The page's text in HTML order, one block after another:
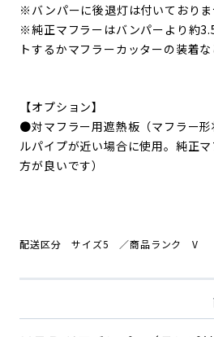
※バンパーに後退灯は付いておりま
※純正マフラーはバンパーより約
トするかマフラーカッターの装着な
【オプション】
●対マフラー用遮熱板（マフラー
ルパイプが近い場合に使用。純正
方が良いです）
配送区分 サイズ5 ／商品ランク V